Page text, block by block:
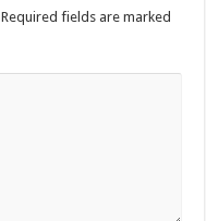
Required fields are marked